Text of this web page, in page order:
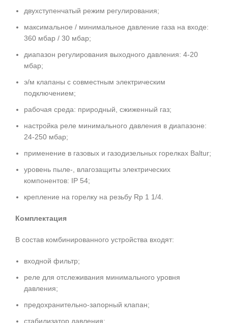
двухступенчатый режим регулирования;
максимальное / минимальное давление газа на входе:
360 мбар / 30 мбар;
диапазон регулирования выходного давления: 4-20
мбар;
э/м клапаны с совместным электрическим
подключением;
рабочая среда: природный, сжиженный газ;
настройка реле минимального давления в диапазоне:
24-250 мбар;
применение в газовых и газодизельных горелках Baltur;
уровень пыле-, влагозащиты электрических
компонентов: IP 54;
крепление на горелку на резьбу Rp 1 1/4.
Комплектация
В состав комбинированного устройства входят:
входной фильтр;
реле для отслеживания минимального уровня
давления;
предохранительно-запорный клапан;
стабилизатор давления;